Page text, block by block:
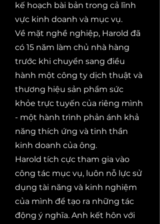
kế hoạch bài bản trong cả lĩnh
vực kinh doanh và mục vụ.
Về mặt nghề nghiệp, Harold đã
có 15 năm làm chủ nhà hàng
trước khi chuyển sang điều
hành một công ty dịch thuật và
thương hiệu sản phẩm sức
khỏe trực tuyến của riêng mình
- một hành trình phản ánh khả
năng thích ứng và tinh thần
kinh doanh của ông.
Harold tích cực tham gia vào
công tác mục vụ, luôn nỗ lực sử
dụng tài năng và kinh nghiệm
của mình để tạo ra những tác
động ý nghĩa. Anh kết hôn với